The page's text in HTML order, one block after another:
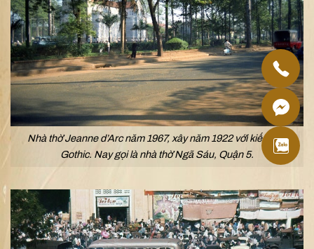
Nhà thờ Jeanne d’Arc năm 1967, xây năm 1922 với kiến trúc
Gothic. Nay gọi là nhà thờ Ngã Sáu, Quận 5.